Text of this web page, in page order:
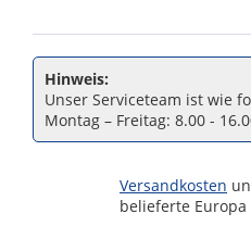
Hinweis:
Unser Serviceteam ist wie
Montag – Freitag: 8.00 -
Versandkosten
belieferte Europa